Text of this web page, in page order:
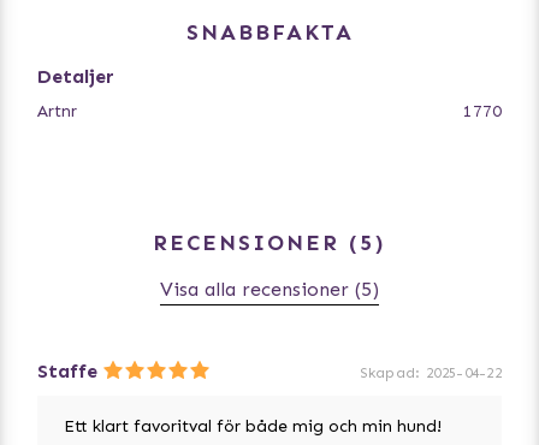
Tillverkad endast med råvaror från lokalt älg
härstamning, dessa långvariga tuggben hållbart
skördade rakt från de orörda skogarna i Norra Sverige.
dig trygg att du ger din hund de bästa kvalitetstuggen
SNABBFAKTA
Detaljer
Artnr 1770
RECENSIONER 5
Visa alla recensioner (5)
Staffe Skapad: 2025-04-22
Ett klart favoritval för både mig och min hund!